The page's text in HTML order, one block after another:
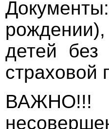
детей без
страховой